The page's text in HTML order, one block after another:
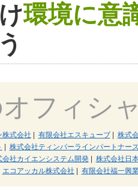
環境に意
フィシ
株式会社 有限会社エスキューブ|
株式
株式会社ティンバーラインパートナー
会社カイエンシステム開発|
株式会社日
エコアッカル株式会社 有限会社福一興